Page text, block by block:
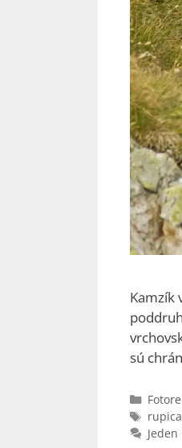
Kamzík
sú